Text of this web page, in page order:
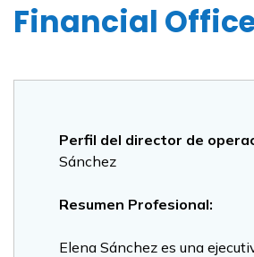
Financial
Perfil del director de
Sánchez
Resumen Profesional:
Elena Sánchez es una